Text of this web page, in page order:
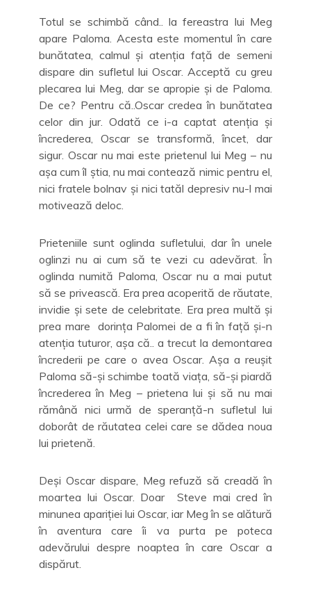
Totul se schimbă când.. la fereastra lui Meg
apare Paloma. Acesta este momentul în care
bunătatea, calmul și atenția față de semeni
dispare din sufletul lui Oscar. Acceptă cu greu
plecarea lui Meg, dar se apropie și de Paloma.
De ce? Pentru că..Oscar credea în bunătatea
celor din jur. Odată ce i-a captat atenția și
încrederea, Oscar se transformă, încet, dar
sigur. Oscar nu mai este prietenul lui Meg – nu
așa cum îl știa, nu mai contează nimic pentru el,
nici fratele bolnav și nici tatăl depresiv nu-l mai
motivează deloc.
Prieteniile sunt oglinda sufletului, dar în unele
oglinzi nu ai cum să te vezi cu adevărat. În
oglinda numită Paloma, Oscar nu a mai putut
să se privească. Era prea acoperită de răutate,
invidie și sete de celebritate. Era prea multă și
prea mare dorința Palomei de a fi în față și-n
atenția tuturor, așa că.. a trecut la demontarea
încrederii pe care o avea Oscar. Așa a reușit
Paloma să-și schimbe toată viața, să-și piardă
încrederea în Meg – prietena lui și să nu mai
rămână nici urmă de speranță-n sufletul lui
doborât de răutatea celei care se dădea noua
lui prietenă.
Deși Oscar dispare, Meg refuză să creadă în
moartea lui Oscar. Doar Steve mai cred în
minunea apariției lui Oscar, iar Meg în se alătură
în aventura care îi va purta pe poteca
adevărului despre noaptea în care Oscar a
dispărut.